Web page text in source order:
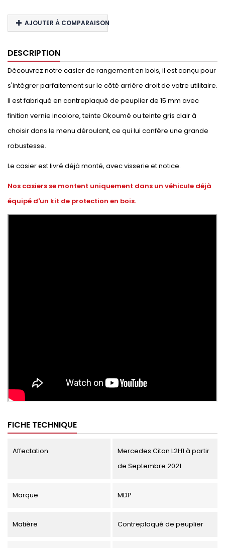
AJOUTER À COMPARAISON
DESCRIPTION
Découvrez notre casier de rangement en bois, il est conçu pour
s'intégrer parfaitement sur le côté arrière droit de votre utilitaire.
Il est fabriqué en contreplaqué de peuplier de 15 mm avec
finition vernie incolore, teinte Okoumé ou teinte gris clair à
choisir dans le menu déroulant, ce qui lui confère une grande
robustesse.
Le casier est livré déjà monté, avec visserie et notice.
Nos casiers se montent uniquement dans un véhicule déjà
équipé d'un kit de protection en bois.
FICHE TECHNIQUE
Affectation
Mercedes Citan L2H1 à partir
de Septembre 2021
Marque MDP
Matière Contreplaqué de peuplier